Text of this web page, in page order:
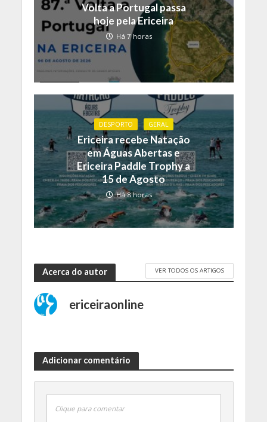
Volta a Portugal passa
hoje pela Ericeira
Há 7 horas
DESPORTO GERAL
Ericeira recebe Natação
em Águas Abertas e
Ericeira Paddle Trophy a
15 de Agosto
Há 8 horas
Acerca do autor VER TODOS OS ARTIGOS
ericeiraonline
Adicionar comentário
Clique para comentar